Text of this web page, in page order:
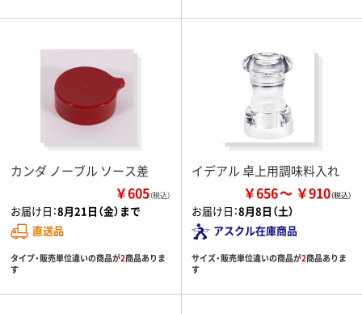
カンダ ノーブル ソース差
￥605（税込）
お届け日：8月21日（金）まで
直送品
タイプ・販売単位違いの商品が2商品ありま
す
イデアル 卓上用調味料入れ
￥656 ￥910
お届け日：8月8日（土）
アスクル在庫商品
サイズ・販売単位違いの商品が2商品ありま
す